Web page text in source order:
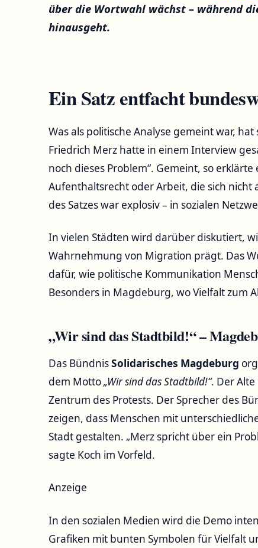
über die Wortwahl wächst – während
hinausgeht.
Ein Satz entfacht
Was als politische Analyse gemeint war,
Friedrich Merz hatte in einem Interview
noch dieses Problem“. Gemeint, so
Aufenthaltsrecht oder Arbeit, die sich
des Satzes war explosiv – in sozialen
In vielen Städten wird darüber diskutiert,
Wahrnehmung von Migration prägt. Das
dafür, wie politische Kommunikation
Besonders in Magdeburg, wo Vielfalt zum
„Wir sind das Stadtbild!“ –
Das BündnisSolidarisches Magdeburg
dem Motto„Wir sind das Stadtbild!“. Der
Zentrum des Protests. Der Sprecher des
zeigen, dass Menschen mit
Stadt gestalten. „Merz spricht über ein
sagte Koch im Vorfeld.
Anzeige
In den sozialen Medien wird die Demo
Grafiken mit bunten Symbolen für Vielfalt